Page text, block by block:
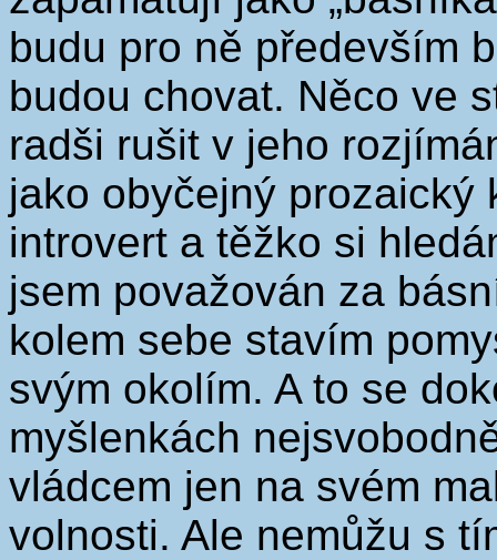
budu pro ně především
budou chovat. Něco ve
radši rušit v jeho
jako obyčejný prozaický
introvert a těžko si
jsem považován za
kolem sebe stavím
svým okolím. A to se
myšlenkách
vládcem jen na svém
volnosti. Ale nemůžu s